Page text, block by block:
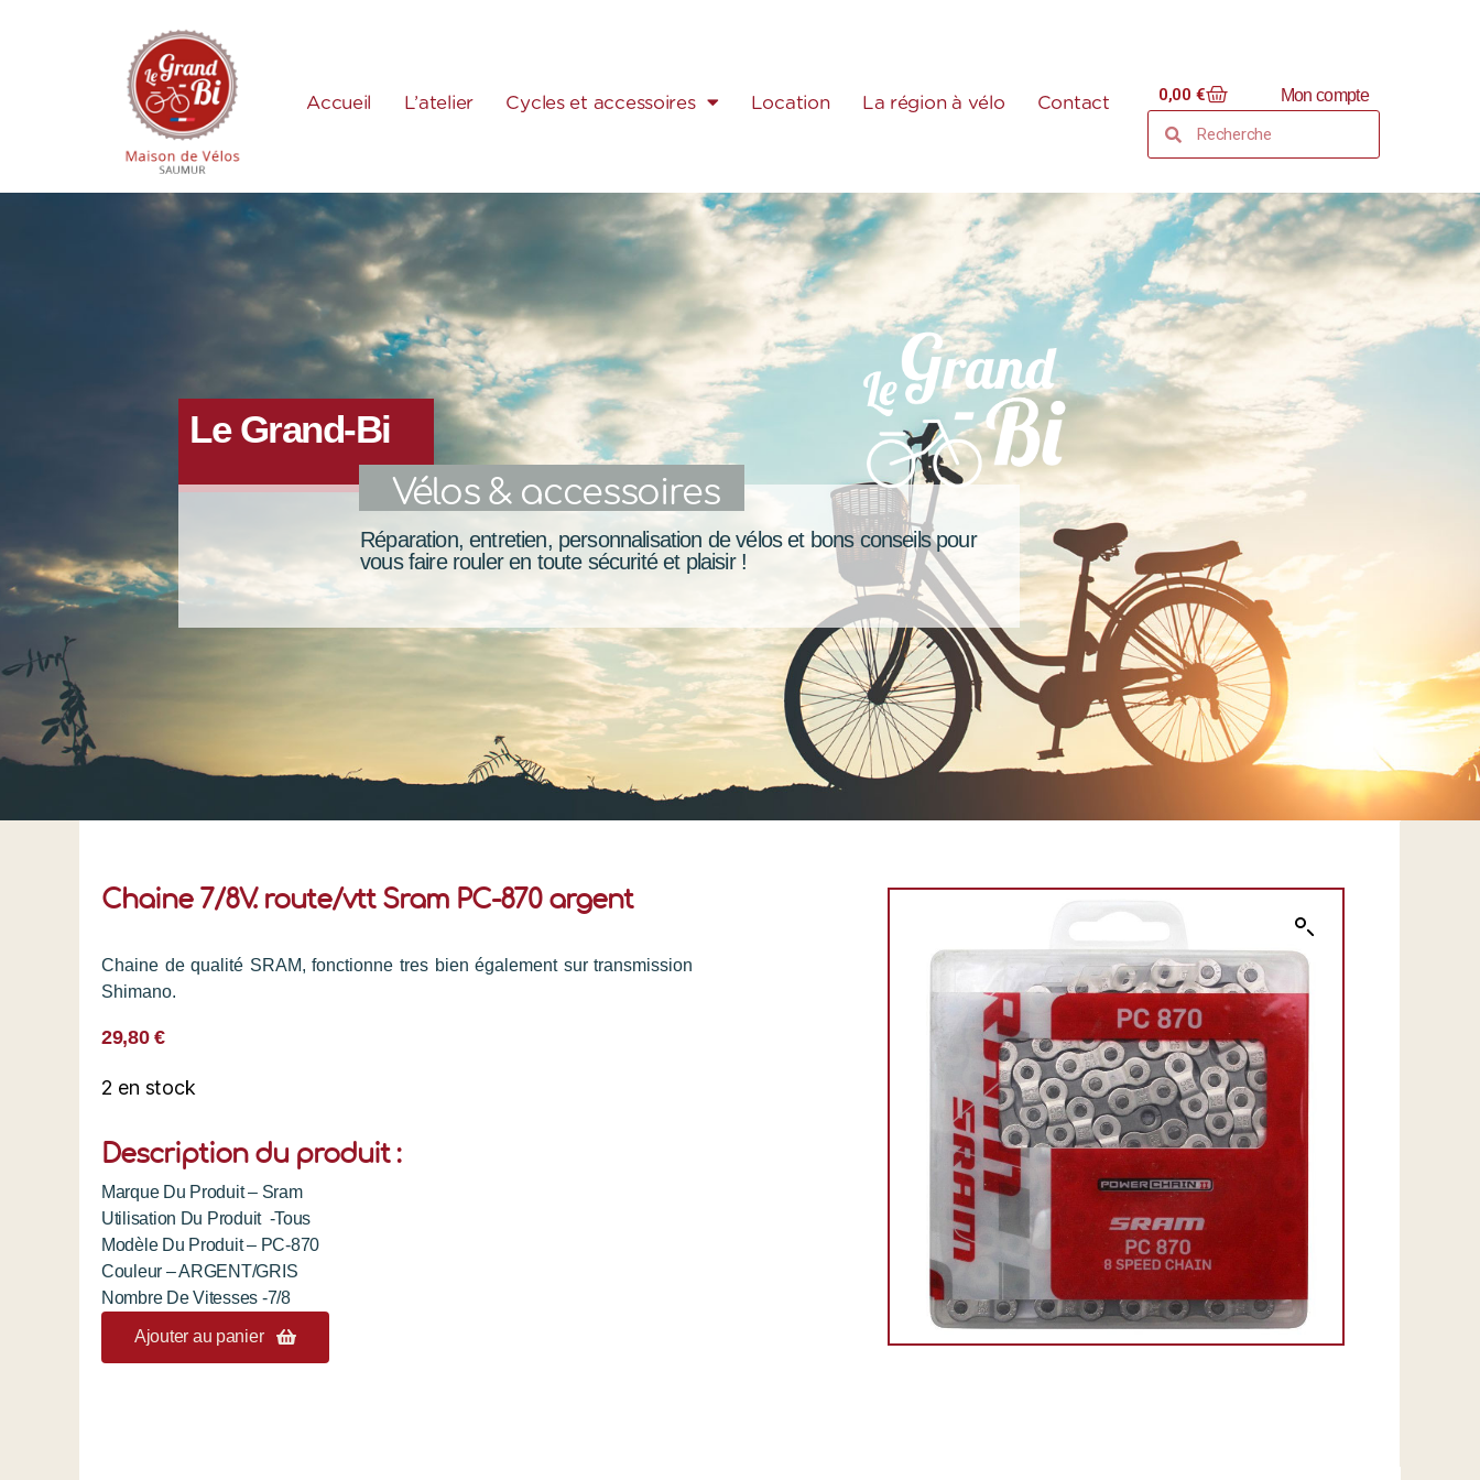
Accueil L’atelier Cycles et accessoires Location La région à vélo Contact 0,00 € Mon compte
Le Grand-Bi
Vélos & accessoires
Réparation, entretien, personnalisation de vélos et bons conseils pour
vous faire rouler en toute sécurité et plaisir !
Chaine 7/8V. route/vtt Sram PC-870 argent
Chaine de qualité SRAM, fonctionne tres bien également sur transmission
Shimano.
29,80€
2 en stock
Description du produit :
Marque Du Produit – Sram
Utilisation Du Produit -Tous
Modèle Du Produit – PC-870
Couleur – ARGENT/GRIS
Nombre De Vitesses -7/8
Ajouter au panier